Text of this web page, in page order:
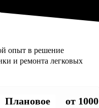
опыт в решение
и ремонта легковых
Плановое
от